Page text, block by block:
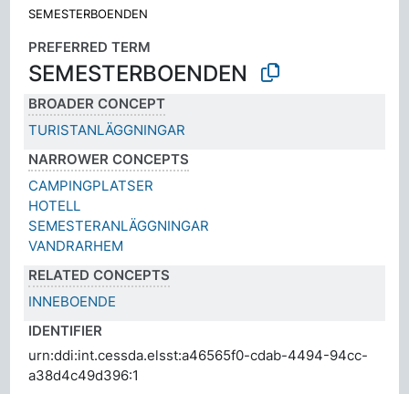
SEMESTERBOENDEN
PREFERRED TERM
SEMESTERBOENDEN
BROADER CONCEPT
TURISTANLÄGGNINGAR
NARROWER CONCEPTS
CAMPINGPLATSER
HOTELL
SEMESTERANLÄGGNINGAR
VANDRARHEM
RELATED CONCEPTS
INNEBOENDE
IDENTIFIER
urn:ddi:int.cessda.elsst:a46565f0-cdab-4494-94cc-
a38d4c49d396:1